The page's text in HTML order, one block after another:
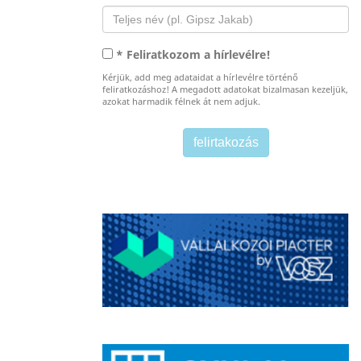
* Feliratkozom a hírlevélre!
Kérjük, add meg adataidat a hírlevélre történő
feliratkozáshoz! A megadott adatokat bizalmasan kezeljük,
azokat harmadik félnek át nem adjuk.